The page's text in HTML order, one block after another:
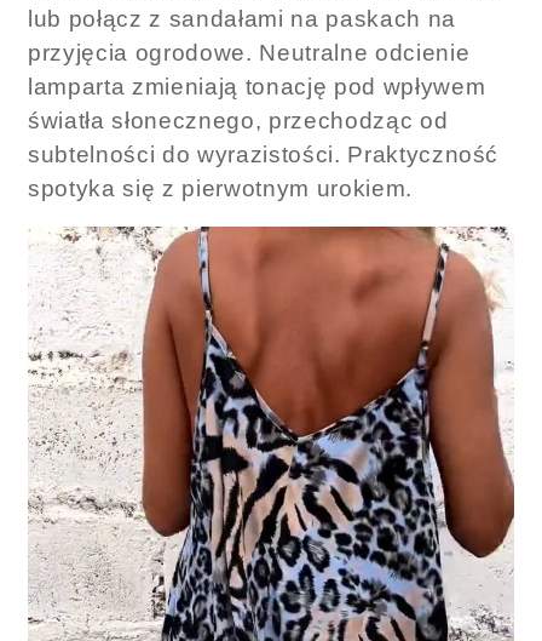
lub połącz z sandałami na paskach na
przyjęcia ogrodowe. Neutralne odcienie
lamparta zmieniają tonację pod wpływem
światła słonecznego, przechodząc od
subtelności do wyrazistości. Praktyczność
spotyka się z pierwotnym urokiem.